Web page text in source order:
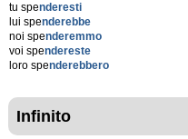
tu spenderesti
lui spenderebbe
noi spenderemmo
voi spendereste
loro spenderebbero
Infinito